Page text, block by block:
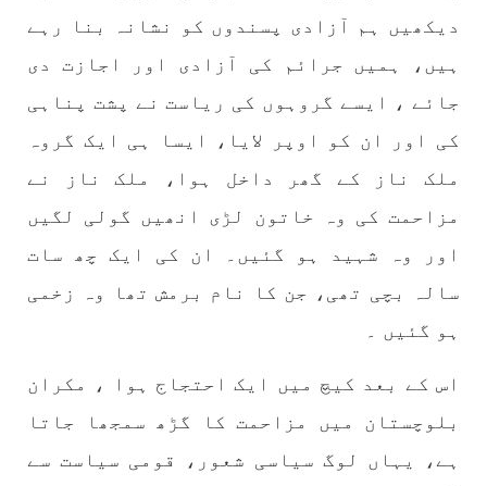
دیکھیں ہم آزادی پسندوں کو نشانہ بنا رہے
ہیں، ہمیں جرائم کی آزادی اور اجازت دی
جائے ، ایسے گروہوں کی ریاست نے پشت پناہی
کی اور ان کو اوپر لایا، ایسا ہی ایک گروہ
ملک ناز کے گھر داخل ہوا، ملک ناز نے
مزاحمت کی وہ خاتون لڑی انھیں گولی لگیں
اور وہ شہید ہو گئیں۔ ان کی ایک چھ سات
سالہ بچی تھی، جن کا نام برمش تھا وہ زخمی
ہو گئیں ۔
اس کے بعد کیچ میں ایک احتجاج ہوا ، مکران
بلوچستان میں مزاحمت کا گڑھ سمجھا جاتا
ہے، یہاں لوگ سیاسی شعور، قومی سیاست سے